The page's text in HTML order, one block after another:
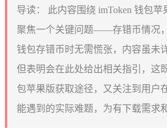
导读：
此内容围绕 imToken 钱包
聚焦一个关键问题——存错币情况
钱包存错币时无需慌张，内容虽未
但表明会在此处给出相关指引，这
包苹果版获取途径，又关注到用户
能遇到的实际难题，为有下载需求